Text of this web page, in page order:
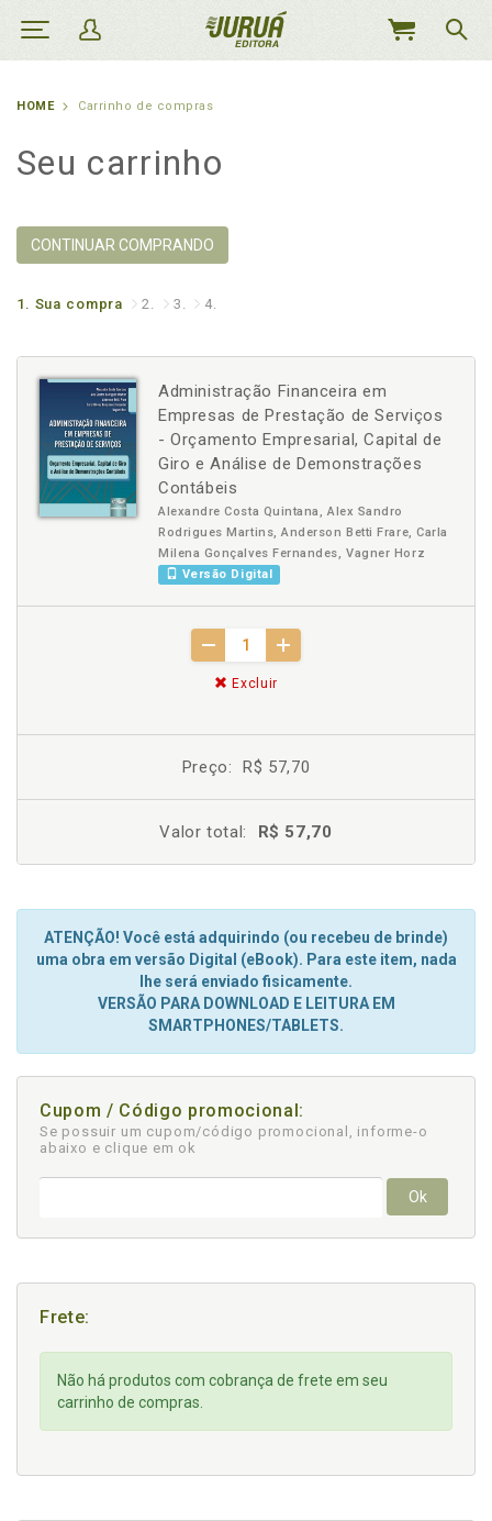
MEU
HOME Carrinho de compras
Seu carrinho
CONTINUAR COMPRANDO
1. Sua compra 2. 3. 4.
Administração Financeira em
Empresas de Prestação de Serviços
- Orçamento Empresarial, Capital de
Giro e Análise de Demonstrações
Contábeis
Alexandre Costa Quintana, Alex Sandro
Rodrigues Martins, Anderson Betti Frare, Carla
Milena Gonçalves Fernandes, Vagner Horz
Versão Digital
Excluir
Preço: R$ 57,70
Valor total: R$ 57,70
ATENÇÃO! Você está adquirindo (ou recebeu de brinde)
uma obra em versão Digital (eBook). Para este item, nada
lhe será enviado fisicamente.
VERSÃO PARA DOWNLOAD E LEITURA EM
SMARTPHONES/TABLETS.
Cupom / Código promocional:
Se possuir um cupom/código promocional, informe-o
abaixo e clique em ok
Ok
Frete:
Não há produtos com cobrança de frete em seu
carrinho de compras.